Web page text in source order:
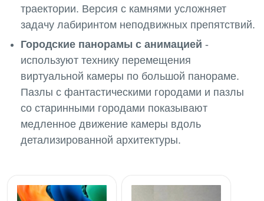
траектории. Версия с камнями усложняет
задачу лабиринтом неподвижных препятствий.
Городские панорамы с анимацией -
используют технику перемещения
виртуальной камеры по большой панораме.
Пазлы с фантастическими городами и пазлы
со старинными городами показывают
медленное движение камеры вдоль
детализированной архитектуры.